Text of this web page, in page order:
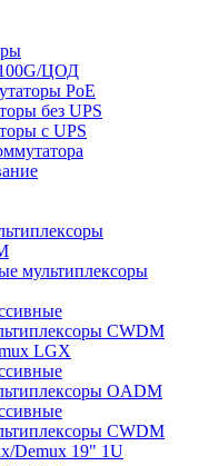
ЦОД
PoE
без UPS
с UPS
мультиплексоры
CWDM
LGX
OADM
CWDM
Demux 19" 1U